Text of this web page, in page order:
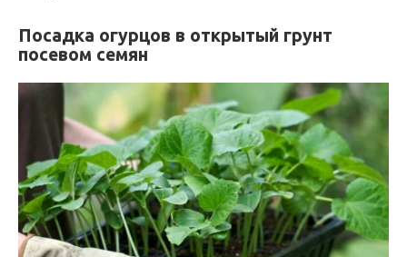
Посадка огурцов в открытый грунт
посевом семян